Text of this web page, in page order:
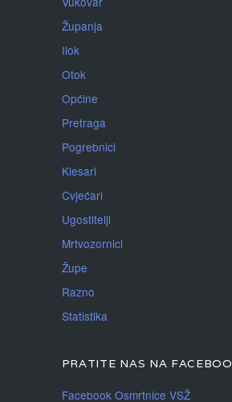
Županja
Ilok
Otok
Općine
Pretraga
Pogrebnici
Klesari
Cvjećari
Ugostitelji
Mrtvozornici
Župe
Razno
Statistika
PRATITE NAS NA
Facebook Osmrtnice VSŽ